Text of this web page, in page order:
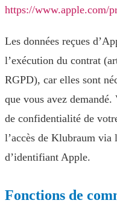
https://www.apple.com/
Les données reçues
l’exécution du contrat
RGPD), car elles sont
que vous avez demandé.
de confidentialité de
l’accès de Klubraum via
d’identifiant Apple.
Fonctions de